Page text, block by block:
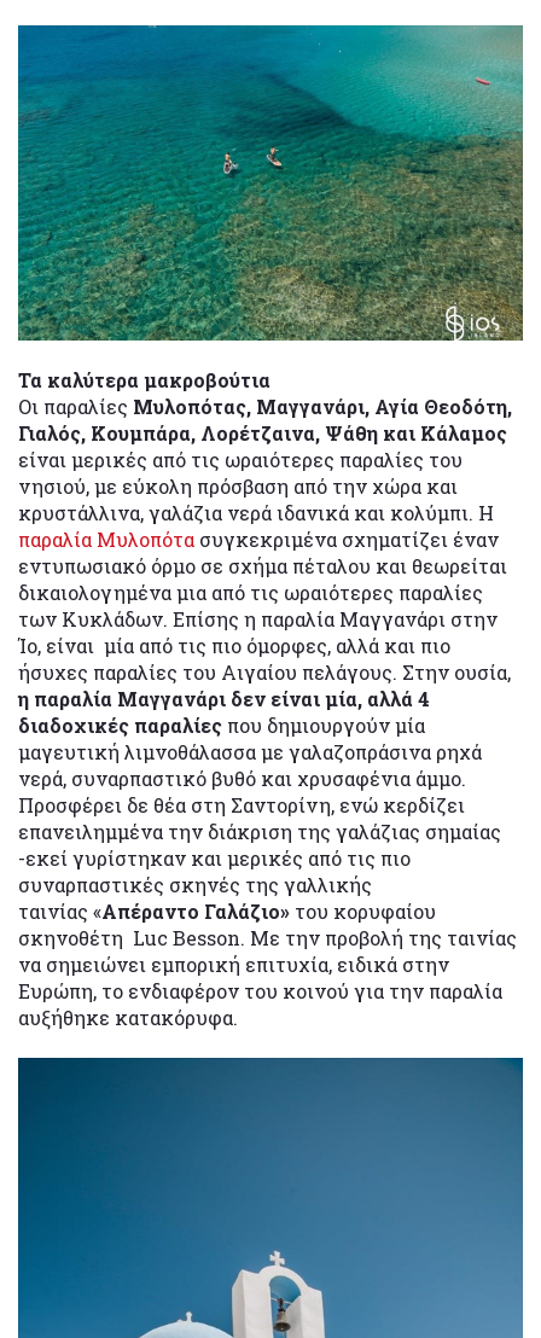
Τα καλύτερα μακροβούτια
Οι παραλίες Μυλοπότας, Μαγγανάρι, Αγία Θεοδότη,
Γιαλός, Κουμπάρα, Λορέτζαινα, Ψάθη και Κάλαμος
είναι μερικές από τις ωραιότερες παραλίες του
νησιού, με εύκολη πρόσβαση από την χώρα και
κρυστάλλινα, γαλάζια νερά ιδανικά και κολύμπι. Η
παραλία Μυλοπότα συγκεκριμένα σχηματίζει έναν
εντυπωσιακό όρμο σε σχήμα πέταλου και θεωρείται
δικαιολογημένα μια από τις ωραιότερες παραλίες
των Κυκλάδων. Επίσης η παραλία Μαγγανάρι στην
Ίο, είναι μία από τις πιο όμορφες, αλλά και πιο
ήσυχες παραλίες του Αιγαίου πελάγους. Στην ουσία,
η παραλία Μαγγανάρι δεν είναι μία, αλλά 4
διαδοχικές παραλίες που δημιουργούν μία
μαγευτική λιμνοθάλασσα με γαλαζοπράσινα ρηχά
νερά, συναρπαστικό βυθό και χρυσαφένια άμμο.
Προσφέρει δε θέα στη Σαντορίνη, ενώ κερδίζει
επανειλημμένα την διάκριση της γαλάζιας σημαίας
-εκεί γυρίστηκαν και μερικές από τις πιο
συναρπαστικές σκηνές της γαλλικής
ταινίας «Απέραντο Γαλάζιο» του κορυφαίου
σκηνοθέτη Luc Besson. Με την προβολή της ταινίας
να σημειώνει εμπορική επιτυχία, ειδικά στην
Ευρώπη, το ενδιαφέρον του κοινού για την παραλία
αυξήθηκε κατακόρυφα.